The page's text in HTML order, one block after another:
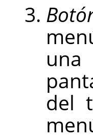
del